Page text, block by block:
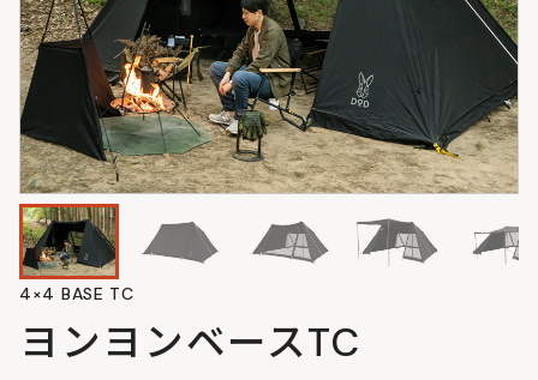
4×4 BASE TC
ヨンヨンベースTC